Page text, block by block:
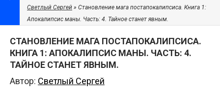
Светлый Сергей » Становление мага постапокалипсиса. Книга 1:
Апокалипсис маны. Часть: 4. Тайное станет явным.
СТАНОВЛЕНИЕ МАГА ПОСТАПОКАЛИПСИСА.
КНИГА 1: АПОКАЛИПСИС МАНЫ. ЧАСТЬ: 4.
ТАЙНОЕ СТАНЕТ ЯВНЫМ.
Автор: Светлый Сергей